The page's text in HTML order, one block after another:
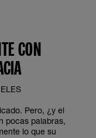
CON
Pero, ¿y el
pocas palabras,
lo que su